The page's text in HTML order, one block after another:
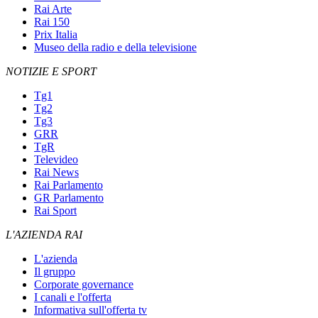
Rai Arte
Rai 150
Prix Italia
Museo della radio e della televisione
NOTIZIE E SPORT
Tg1
Tg2
Tg3
GRR
TgR
Televideo
Rai News
Rai Parlamento
GR Parlamento
Rai Sport
L'AZIENDA RAI
L'azienda
Il gruppo
Corporate governance
I canali e l'offerta
Informativa sull'offerta tv